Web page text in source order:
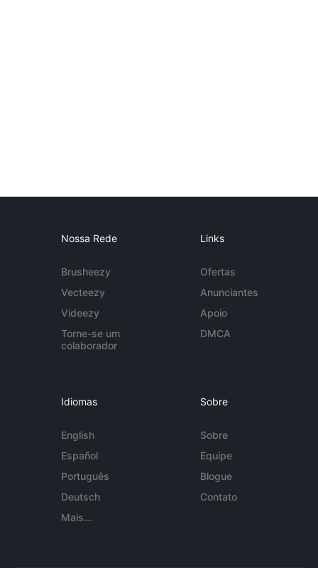
Nossa Rede
Brusheezy
Vecteezy
Videezy
Torne-se um
colaborador
Links
Ofertas
Anunciantes
Apoio
DMCA
Idiomas
English
Español
Português
Deutsch
Mais...
Sobre
Sobre
Equipe
Blogue
Contato